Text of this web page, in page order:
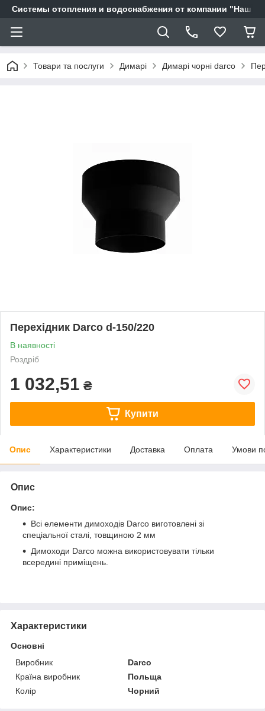
Системы отопления и водоснабжения от компании "Наш
Товари та послуги Димарі Димарі чорні darco
Перехідник Darco d-150/220
В наявності
Роздріб
1 032,51 ₴
Купити
Опис Характеристики Доставка Оплата Умови
Опис
Опис:
Всі елементи димоходів Darco виготовлені зі
спеціальної сталі, товщиною 2 мм
Димоходи Darco можна використовувати тільки
всередині приміщень.
Характеристики
Основні
Виробник
Darco
Країна виробник
Польща
Колір
Чорний